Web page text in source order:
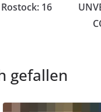
16
gefallen